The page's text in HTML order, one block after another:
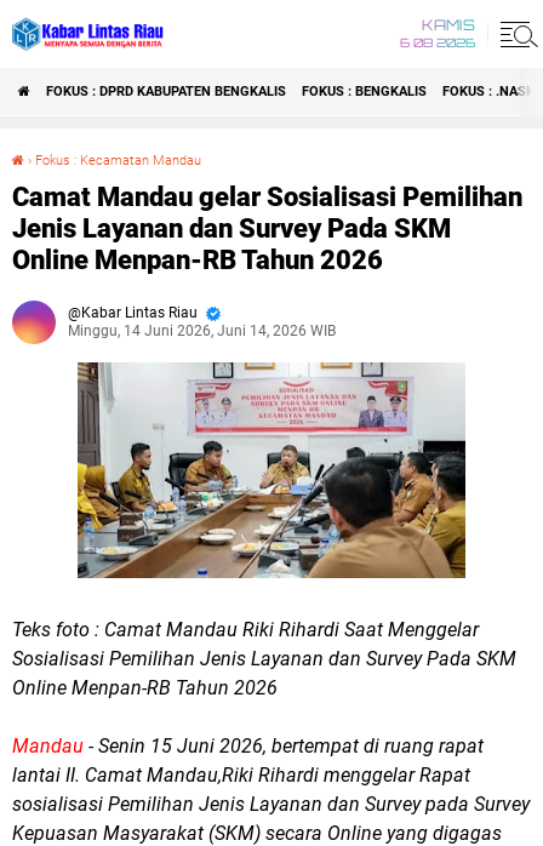
KAMIS
6 08 2026
FOKUS : DPRD KABUPATEN BENGKALIS FOKUS : BENGKALIS FOKUS :
› Fokus : Kecamatan Mandau
Camat Mandau gelar Sosialisasi Pemilihan
Jenis Layanan dan Survey Pada SKM
Online Menpan-RB Tahun 2026
Kabar Lintas Riau
Minggu, 14 Juni 2026, Juni 14, 2026 WIB
Teks foto : Camat Mandau Riki Rihardi Saat Menggelar
Sosialisasi Pemilihan Jenis Layanan dan Survey Pada SKM
Online Menpan-RB Tahun 2026
Mandau - Senin 15 Juni 2026, bertempat di ruang rapat
lantai II. Camat Mandau,Riki Rihardi menggelar Rapat
sosialisasi Pemilihan Jenis Layanan dan Survey pada Survey
Kepuasan Masyarakat (SKM) secara Online yang digagas